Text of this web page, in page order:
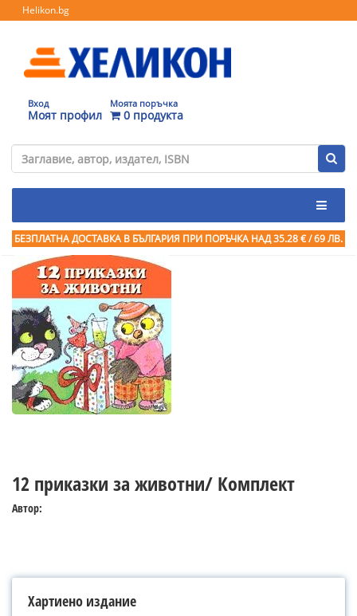
Helikon.bg
Вход
Моят профил
Моята поръчка
0 продукта
БЕЗПЛАТНА ДОСТАВКА В БЪЛГАРИЯ ПРИ ПОРЪЧКА НАД 35.28 € / 69 ЛВ.
12 приказки за животни/ Комплект
Автор:
Хартиено издание